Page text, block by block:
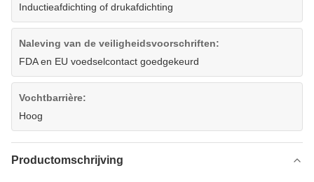
Inductieafdichting of drukafdichting
Naleving van de veiligheidsvoorschriften:
FDA en EU voedselcontact goedgekeurd
Vochtbarrière:
Hoog
Productomschrijving